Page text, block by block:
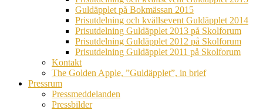
Guldäpplet på Bokmässan 2015
Prisutdelning och kvällsevent Guldäpplet 2014
Prisutdelning Guldäpplet 2013 på Skolforum
Prisutdelning Guldäpplet 2012 på Skolforum
Prisutdelning Guldäpplet 2011 på Skolforum
Kontakt
The Golden Apple, ”Guldäpplet”, in brief
Pressrum
Pressmeddelanden
Pressbilder